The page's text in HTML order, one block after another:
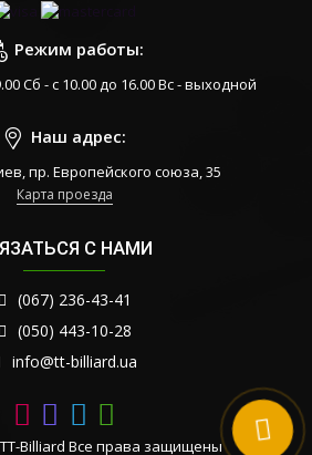
Режим работы:
Сб - с 10.00 до 16.00 Вс - выходной
Наш адрес:
пр. Европейского союза, 35
Карта проезда
С НАМИ
(067) 236-43-41
(050) 443-10-28
info@tt-billiard.ua
TT-Billiard Все права защищены